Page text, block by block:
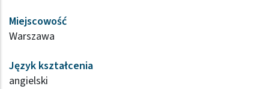
Miejscowość
Warszawa
Język kształcenia
angielski